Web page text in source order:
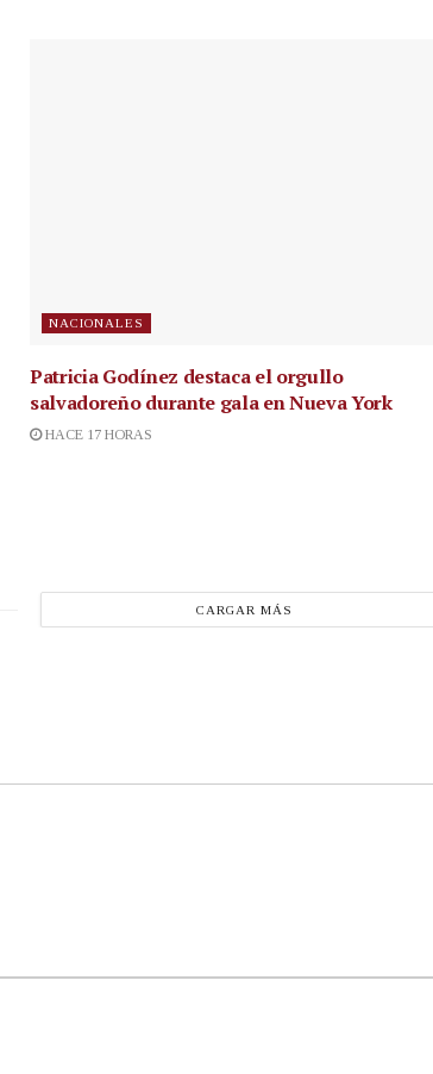
NACIONALES
Patricia Godínez destaca el orgullo
salvadoreño durante gala en Nueva York
HACE 17 HORAS
CARGAR MÁS